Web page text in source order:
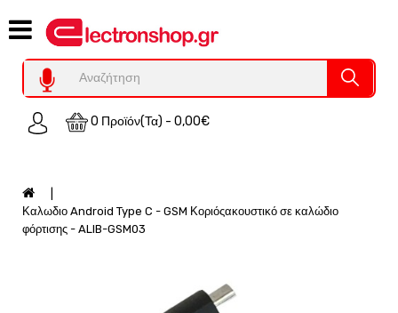
0 Προϊόν(τα) - 0,00€
Category
Υπολογιστες
REFURBISHED
Χειριστήρια
Auto
Καλωδιο Android Type C - GSM Κοριόςακουστικό σε καλώδιο
φόρτισης - ALIB-GSM03